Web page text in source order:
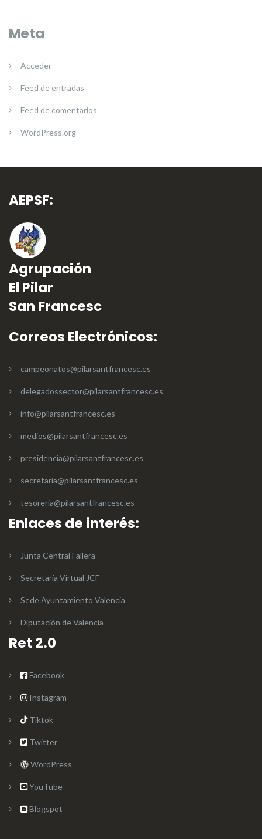
Meta
Acceder
Feed de entradas
Feed de comentarios
WordPress.org
AEPSF:
Agrupación
El Pilar
San Francesc
Correos Electrónicos:
campeonatos@pilarsantfrancesc.es
delegadossector@pilarsantfrancesc.es
info@pilarsantfrancesc.es
medios@pilarsantfrancesc.es
presidencia@pilarsantfrancesc.es
secretaria@pilarsantfrancesc.es
tesoreria@pilarsantfrancesc.es
Enlaces de interés:
Junta Central Fallera
Secretaría Virtual JCF
Sede Ayuntamiento Valencia
Diputación de Valencia
Ret 2.0
Facebook
Instagram
Tiktok
Twitter
WordPress
YouTube
Blogspot